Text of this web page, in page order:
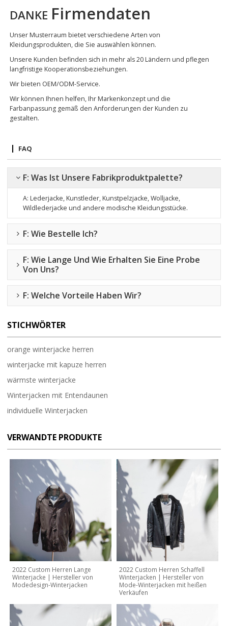
DANKE Firmendaten
Unser Musterraum bietet verschiedene Arten von
Kleidungsprodukten, die Sie auswählen können.
Unsere Kunden befinden sich in mehr als 20 Ländern und pflegen
langfristige Kooperationsbeziehungen.
Wir bieten OEM/ODM-Service.
Wir können Ihnen helfen, Ihr Markenkonzept und die
Farbanpassung gemäß den Anforderungen der Kunden zu
gestalten.
FAQ
F: Was Ist Unsere Fabrikproduktpalette?
A: Lederjacke, Kunstleder, Kunstpelzjacke, Wolljacke,
Wildlederjacke und andere modische Kleidungsstücke.
F: Wie Bestelle Ich?
F: Wie Lange Und Wie Erhalten Sie Eine Probe
Von Uns?
F: Welche Vorteile Haben Wir?
STICHWÖRTER
orange winterjacke herren
winterjacke mit kapuze herren
wärmste winterjacke
Winterjacken mit Entendaunen
individuelle Winterjacken
VERWANDTE PRODUKTE
2022 Custom Herren Lange
Winterjacke | Hersteller von
Modedesign-Winterjacken
2022 Custom Herren Schaffell
Winterjacken | Hersteller von
Mode-Winterjacken mit heißen
Verkäufen